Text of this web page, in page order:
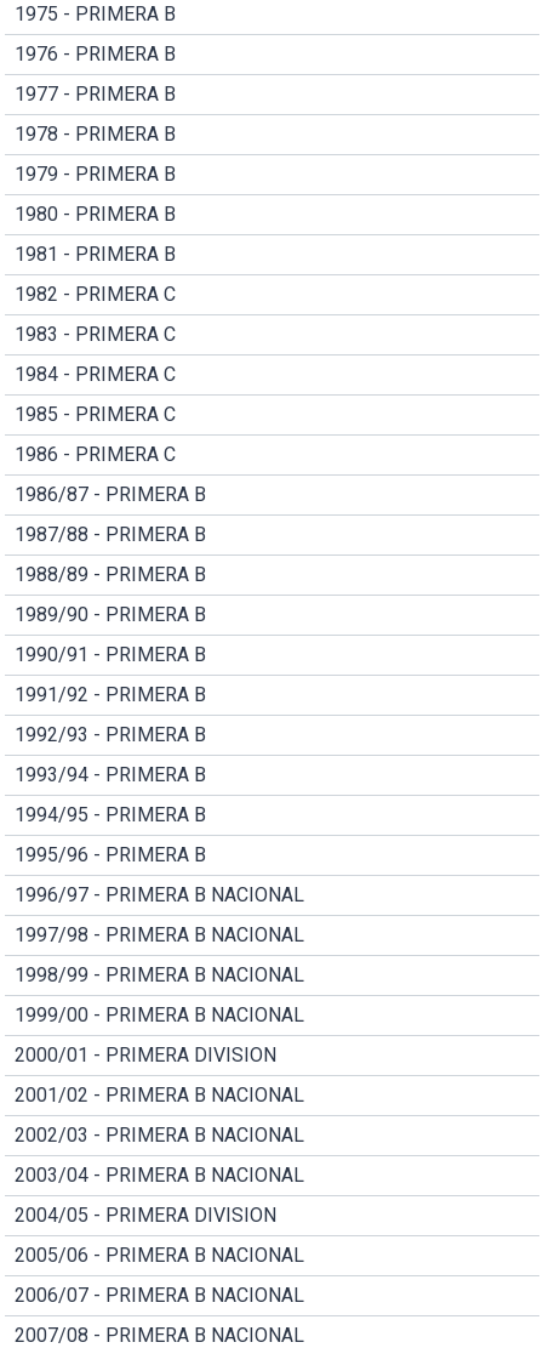
1975 - PRIMERA B
1976 - PRIMERA B
1977 - PRIMERA B
1978 - PRIMERA B
1979 - PRIMERA B
1980 - PRIMERA B
1981 - PRIMERA B
1982 - PRIMERA C
1983 - PRIMERA C
1984 - PRIMERA C
1985 - PRIMERA C
1986 - PRIMERA C
1986/87 - PRIMERA B
1987/88 - PRIMERA B
1988/89 - PRIMERA B
1989/90 - PRIMERA B
1990/91 - PRIMERA B
1991/92 - PRIMERA B
1992/93 - PRIMERA B
1993/94 - PRIMERA B
1994/95 - PRIMERA B
1995/96 - PRIMERA B
1996/97 - PRIMERA B NACIONAL
1997/98 - PRIMERA B NACIONAL
1998/99 - PRIMERA B NACIONAL
1999/00 - PRIMERA B NACIONAL
2000/01 - PRIMERA DIVISION
2001/02 - PRIMERA B NACIONAL
2002/03 - PRIMERA B NACIONAL
2003/04 - PRIMERA B NACIONAL
2004/05 - PRIMERA DIVISION
2005/06 - PRIMERA B NACIONAL
2006/07 - PRIMERA B NACIONAL
2007/08 - PRIMERA B NACIONAL